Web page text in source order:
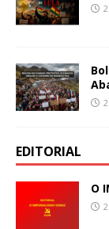
EDITORIAL
O